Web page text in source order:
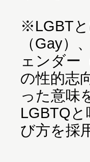
※LGBT
（Gay）
ェンダー
の性的志
った意味
LGBTQ
び方を採